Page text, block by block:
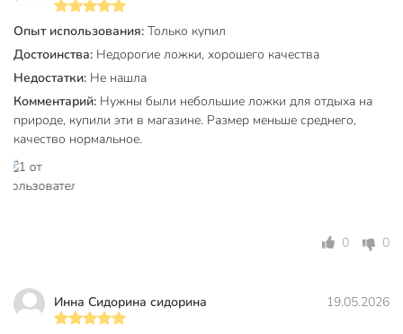
Опыт использования: Только купил
Достоинства: Недорогие ложки, хорошего качества
Недостатки: Не нашла
Комментарий: Нужны были небольшие ложки для отдыха на
природе, купили эти в магазине. Размер меньше среднего,
качество нормальное.
0 0
Инна Сидорина сидорина 19.05.2026